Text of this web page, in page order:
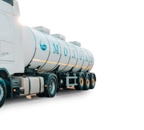
ЗАДАТИ ПИТАННЯ